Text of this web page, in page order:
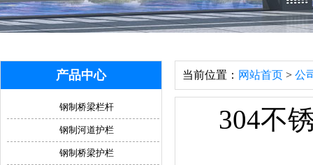
当前位置： 网站首页 > 公
304不
产品中心
钢制桥梁栏杆
钢制河道护栏
钢制桥梁护栏